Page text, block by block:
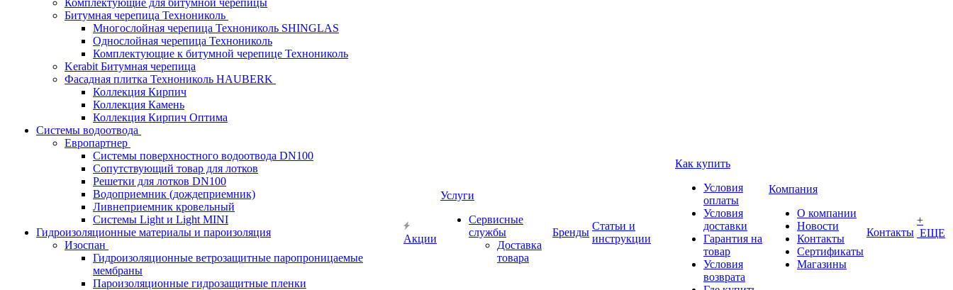
Комплектующие для битумной черепицы
Битумная черепица Технониколь
Многослойная черепица Технониколь SHINGLAS
Однослойная черепица Технониколь
Комплектующие к битумной черепице Технониколь
Kerabit Битумная черепица
Фасадная плитка Технониколь HAUBERK
Кол​лекция Кирпич
Кол​лекция Камень
Коллекция Кирпич Оптима
Системы водоотвода
Европартнер
Системы поверхностного водоотвода DN100
Сопутствующий товар для лотков
Решетки для лотков DN100
Водоприемник (дождеприемник)
Ливнеприемник кровельный
Системы Light и Light MINI
Гидроизоляционные материалы и пароизоляция
Изоспан
Гидроизоляционные ветрозащитные паропроницаемые
мембраны
Пароизоляционные гидрозащитные пленки
Акции
Услуги
Сервисные
службы
Доставка
товара
Бренды
Статьи и
инструкции
Как купить
Условия
оплаты
Условия
доставки
Гарантия на
товар
Условия
возврата
Компания
О компании
Новости
Контакты
Сертификаты
Магазины
Контакты
+
ЕЩЕ